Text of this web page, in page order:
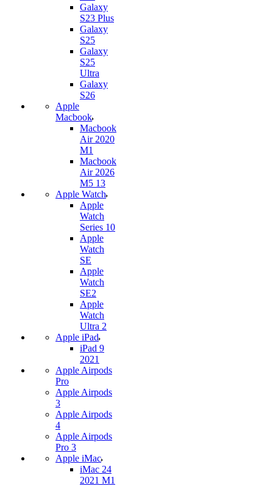
Galaxy
S23 Plus
Galaxy
S25
Galaxy
S25
Ultra
Galaxy
S26
Apple
Macbook
Macbook
Air 2020
M1
Macbook
Air 2026
M5 13
Apple Watch
Apple
Watch
Series 10
Apple
Watch
SE
Apple
Watch
SE2
Apple
Watch
Ultra 2
Apple iPad
iPad 9
2021
Apple Airpods
Pro
Apple Airpods
3
Apple Airpods
4
Apple Airpods
Pro 3
Apple iMac
iMac 24
2021 M1